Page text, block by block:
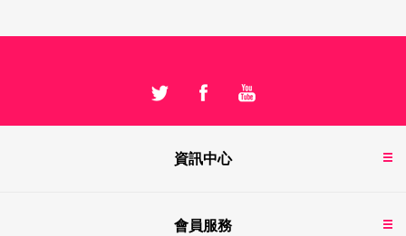
資訊中心
會員服務